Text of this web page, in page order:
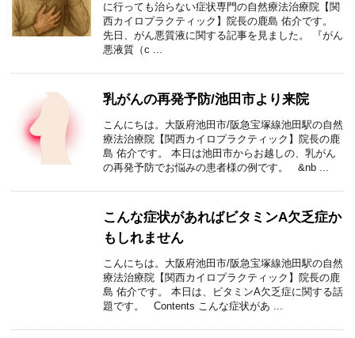
に行っても治らない症状専門の自然療法治療院【関
西カイロプラクティック】院長の鹿島 佑介です。
先日、がん悪質液に関する記事を見ました。 『がん
悪液質（c ...
乳がんの再発予防/池田市より来院
こんにちは。大阪府池田市/阪急宝塚線池田駅の自然
療法治療院【関西カイロプラクティック】院長の鹿
島 佑介です。 本日は池田市からお越しの、乳がん
の再発予防でお悩みの患者様の例です。 &nb ...
こんな症状があればビタミンA欠乏症か
もしれません
こんにちは。大阪府池田市/阪急宝塚線池田駅の自然
療法治療院【関西カイロプラクティック】院長の鹿
島 佑介です。 本日は、ビタミンA欠乏症に関する話
題です。 Contents こんな症状があ ...